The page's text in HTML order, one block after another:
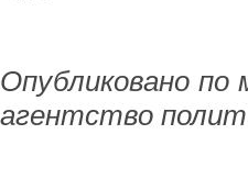
Опубликовано
агентство